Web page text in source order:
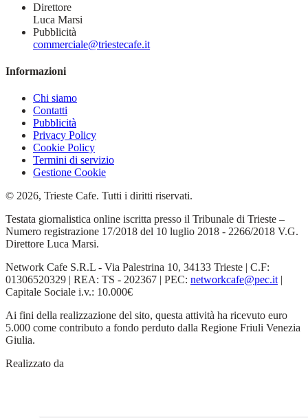
Direttore
Luca Marsi
Pubblicità
commerciale@triestecafe.it
Informazioni
Chi siamo
Contatti
Pubblicità
Privacy Policy
Cookie Policy
Termini di servizio
Gestione Cookie
© 2026, Trieste Cafe. Tutti i diritti riservati.
Testata giornalistica online iscritta presso il Tribunale di Trieste –
Numero registrazione 17/2018 del 10 luglio 2018 - 2266/2018 V.G.
Direttore Luca Marsi.
Network Cafe S.R.L - Via Palestrina 10, 34133 Trieste | C.F:
01306520329 | REA: TS - 202367 | PEC: networkcafe@pec.it |
Capitale Sociale i.v.: 10.000€
Ai fini della realizzazione del sito, questa attività ha ricevuto euro
5.000 come contributo a fondo perduto dalla Regione Friuli Venezia
Giulia.
Realizzato da